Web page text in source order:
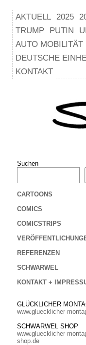
AKTUELL 2025
TRUMP
PUTIN
AUTO MOBILITÄT
DEUTSCHE
KONTAKT
Suchen
CARTOONS
COMICS
COMICSTRIPS
REFERENZEN
SCHWARWEL
KONTAKT +
GLÜCKLICHER
www.gluecklicher-
SCHWARWEL SHOP
www.gluecklicher-
shop.de